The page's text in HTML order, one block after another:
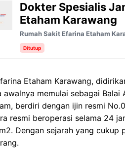
Dokter Spesialis
Etaham Karawang
Rumah Sakit Efarina Etaham
Ditutup
Etaham Karawang,
awalnya memulai sebagai Balai
berdiri dengan ijin resmi
resmi beroperasi selama 24
Dengan sejarah yang cukup